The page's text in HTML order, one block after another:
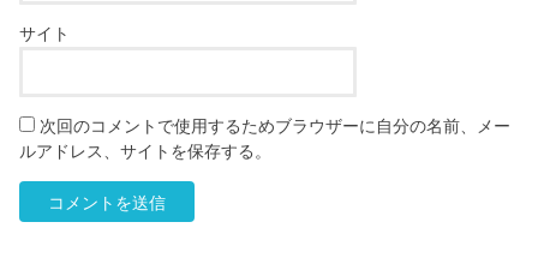
サイト
次回のコメントで使用するためブラウザーに自分の名前、メー
ルアドレス、サイトを保存する。